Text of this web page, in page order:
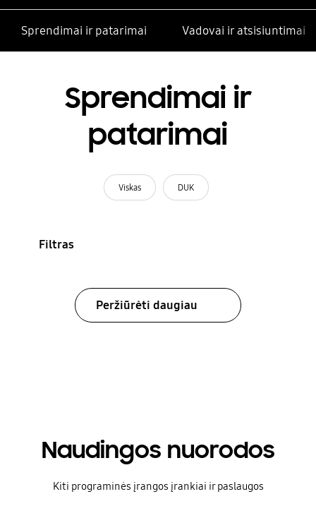
Sprendimai ir patarimai Vadovai ir atsisiuntimai
Sprendimai ir
patarimai
Viskas DUK
Filtras
Peržiūrėti daugiau
Naudingos nuorodos
Kiti programinės įrangos įrankiai ir paslaugos